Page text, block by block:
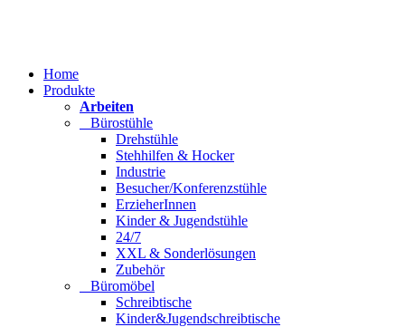
Home
Produkte
Arbeiten
Bürostühle
Drehstühle
Stehhilfen & Hocker
Industrie
Besucher/Konferenzstühle
ErzieherInnen
Kinder & Jugendstühle
24/7
XXL & Sonderlösungen
Zubehör
Büromöbel
Schreibtische
Kinder&Jugendschreibtische